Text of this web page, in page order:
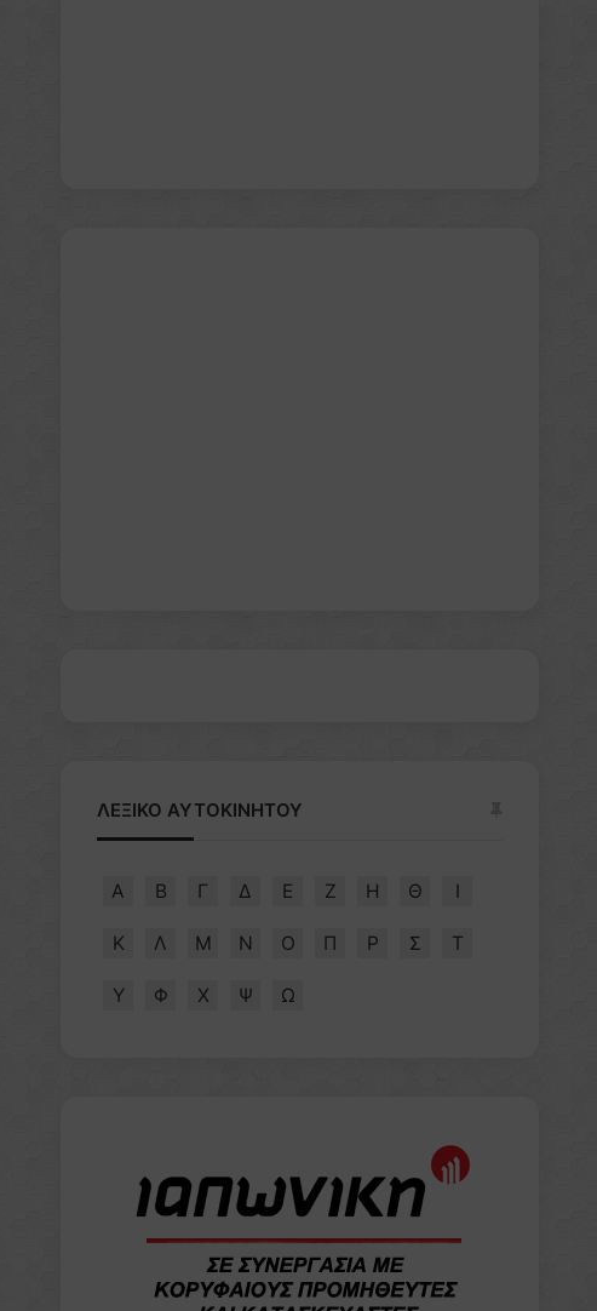
ΛΕΞΙΚΟ ΑΥΤΟΚΙΝΗΤΟΥ
Α Β Γ Δ Ε Ζ Η Θ Ι
Κ Λ Μ Ν Ο Π Ρ Σ Τ
Υ Φ Χ Ψ Ω